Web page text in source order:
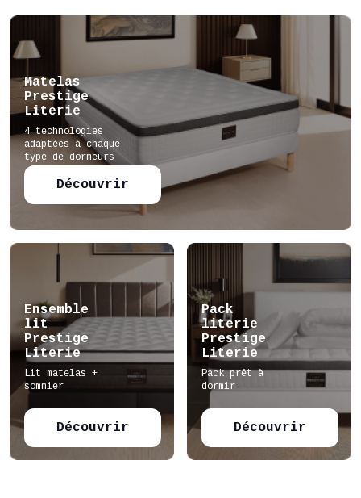
Matelas
Prestige
Literie
4 technologies
adaptées à chaque
type de dormeurs
Découvrir
Ensemble
lit
Prestige
Literie
Lit matelas +
sommier
Découvrir
Pack
literie
Prestige
Literie
Pack prêt à
dormir
Découvrir